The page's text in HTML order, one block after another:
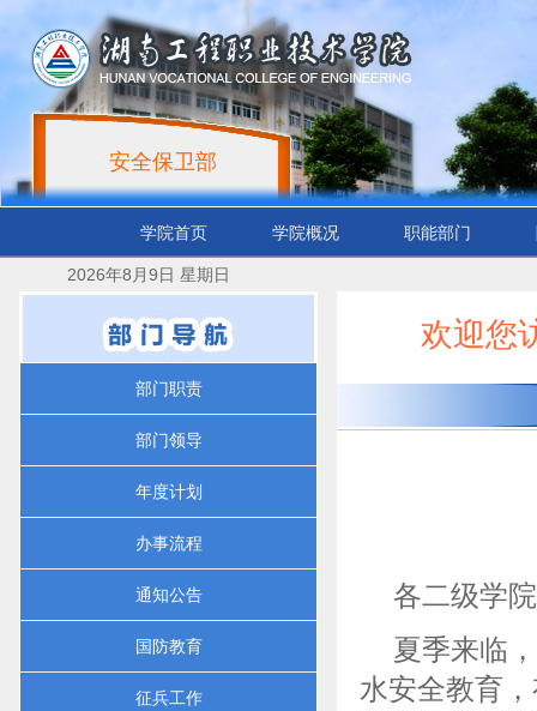
安全保卫部
学院首页 学院概况 职能部门
2026年8月9日 星期日
部门职责
部门领导
年度计划
办事流程
通知公告
国防教育
征兵工作
欢迎您
各二级学
夏季来临
水安全教育